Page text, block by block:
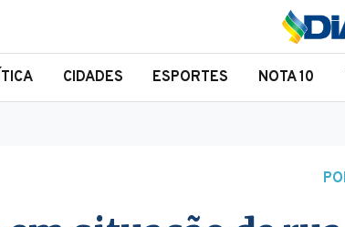
CIDADES ESPORTES NOTA 10